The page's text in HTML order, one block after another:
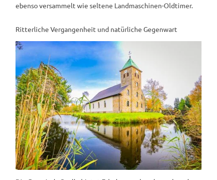
ebenso versammelt wie seltene Landmaschinen-Oldtimer.
Ritterliche Vergangenheit und natürliche Gegenwart